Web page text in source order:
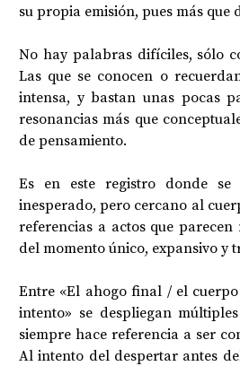
su propia emisión, pues más que
No hay palabras difíciles, sólo
Las que se conocen o
intensa, y bastan unas pocas
resonancias más que
de pensamiento.
Es en este registro donde se
inesperado, pero cercano al
referencias a actos que
del momento único, expansivo y
Entre «El ahogo final / el
intento» se despliegan
siempre hace referencia a ser
Al intento del despertar antes